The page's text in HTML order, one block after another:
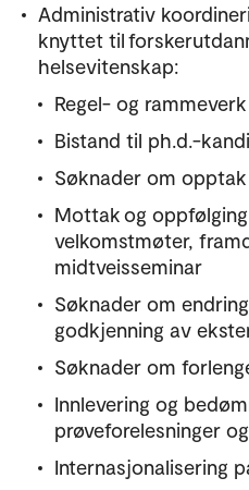
Administrativ
knyttet til
helsevitenskap:
Regel- og
Bistand til ph.d.-
Søknader om
Mottak og
velkomstmøter,
midtveisseminar
Søknader om
godkjenning av
Søknader om
Innlevering og
prøveforelesninger
Internasjonalisering